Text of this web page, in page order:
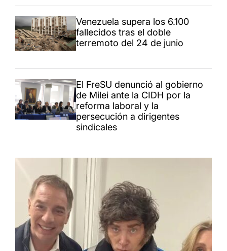
Venezuela supera los 6.100
fallecidos tras el doble
terremoto del 24 de junio
El FreSU denunció al gobierno
de Milei ante la CIDH por la
reforma laboral y la
persecución a dirigentes
sindicales